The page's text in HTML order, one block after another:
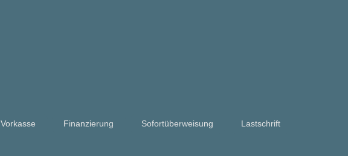
Vorkasse Finanzierung Sofortüberweisung Lastschrift